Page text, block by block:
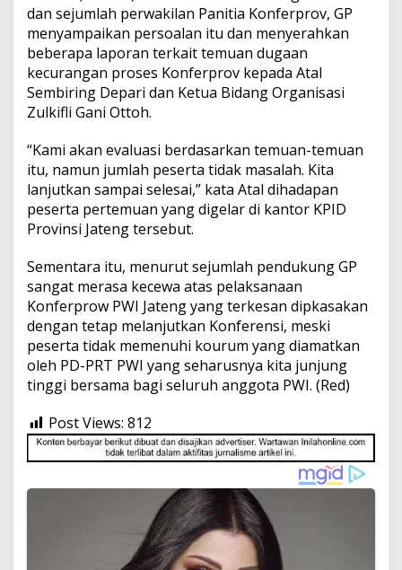
dan sejumlah perwakilan Panitia Konferprov, GP
menyampaikan persoalan itu dan menyerahkan
beberapa laporan terkait temuan dugaan
kecurangan proses Konferprov kepada Atal
Sembiring Depari dan Ketua Bidang Organisasi
Zulkifli Gani Ottoh.
“Kami akan evaluasi berdasarkan temuan-temuan
itu, namun jumlah peserta tidak masalah. Kita
lanjutkan sampai selesai,” kata Atal dihadapan
peserta pertemuan yang digelar di kantor KPID
Provinsi Jateng tersebut.
Sementara itu, menurut sejumlah pendukung GP
sangat merasa kecewa atas pelaksanaan
Konferprow PWI Jateng yang terkesan dipkasakan
dengan tetap melanjutkan Konferensi, meski
peserta tidak memenuhi kourum yang diamatkan
oleh PD-PRT PWI yang seharusnya kita junjung
tinggi bersama bagi seluruh anggota PWI. (Red)
Post Views: 812